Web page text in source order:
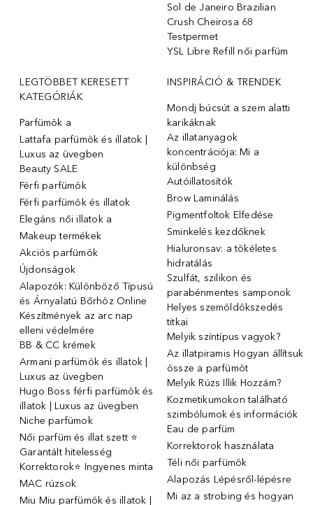
Sol de Janeiro Brazilian
Crush Cheirosa 68
Testpermet
YSL Libre Refill női parfüm
LEGTÖBBET KERESETT
KATEGÓRIÁK
Parfümök ️a
Lattafa parfümök és illatok |
Luxus az üvegben
Beauty SALE
Férfi parfümök
Férfi parfümök és illatok
Elegáns női illatok ️a
Makeup termékek
Akciós parfümök
Újdonságok
Alapozók: Különböző Típusú
és Árnyalatú Bőrhöz Online
Készítmények az arc nap
elleni védelmére
BB & CC krémek
Armani parfümök és illatok |
Luxus az üvegben
Hugo Boss férfi parfümök és
illatok | Luxus az üvegben
Niche parfümok
Női parfüm és illat szett ⭐
Garantált hitelesség
Korrektorok⭐ Ingyenes minta
MAC rúzsok
Miu Miu parfümök és illatok |
INSPIRÁCIÓ & TRENDEK
Mondj búcsút a szem alatti
karikáknak
Az illatanyagok
koncentrációja: Mi a
különbség
Autóillatosítók
Brow Laminálás
Pigmentfoltok Elfedése
Sminkelés kezdőknek
Hialuronsav: a tökéletes
hidratálás
Szulfát, szilikon és
parabénmentes samponok
Helyes szemöldökszedés
titkai
Melyik színtípus vagyok?
Az illatpiramis Hogyan állítsuk
össze a parfümöt
Melyik Rúzs Illik Hozzám?
Kozmetikumokon található
szimbólumok és információk
Eau de parfüm
Korrektorok használata
Téli női parfümök
Alapozás Lépésről-lépésre
Mi az a strobing és hogyan